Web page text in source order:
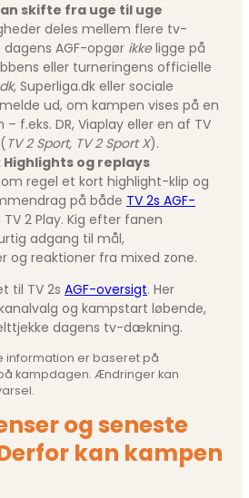
skifte fra uge til uge
deles mellem flere tv-
dagens AGF-opgør ikkeligge på
eller turneringens officielle
, Superliga.dk eller sociale
ud, om kampen vises på en
f.eks. DR, Viaplay eller en af TV
TV 2 Sport, TV 2 Sport X).
og replays
regel et kort highlight-klip og
på både TV 2s AGF-
2 Play. Kig efter fanen
adgang til mål,
og reaktioner fra mixed zone.
til TV 2s AGF-oversigt. Her
og kampstart løbende,
dagens tv-dækning.
information er baseret på
kampdagen. Ændringer kan
og seneste
kan kampen